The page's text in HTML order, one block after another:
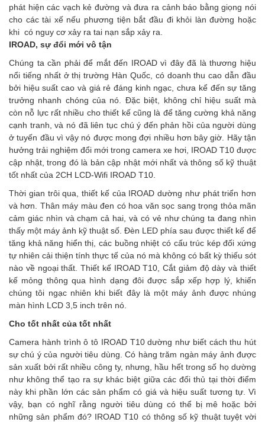
phát hiện các vạch kẻ đường và đưa ra cảnh báo bằng giọng nói
cho các tài xế nếu phương tiện bắt đầu đi khỏi làn đường hoặc
khi có nguy cơ xảy ra tai nạn sắp xảy ra.
IROAD, sự đổi mới vô tận
Chúng ta cần phải để mắt đến IROAD vì đây đã là thương hiệu
nổi tiếng nhất ở thị trường Hàn Quốc, có doanh thu cao dẫn đầu
bởi hiệu suất cao và giá rẻ đáng kinh ngạc, chưa kể đến sự tăng
trưởng nhanh chóng của nó. Đặc biệt, không chỉ hiệu suất mà
còn nỗ lực rất nhiều cho thiết kế cũng là để tăng cường khả năng
cạnh tranh, và nó đã liên tục chú ý đến phản hồi của người dùng
ở tuyến đầu vì vậy nó được mong đợi nhiều hơn bây giờ. Hãy tận
hưởng trải nghiệm đổi mới trong camera xe hơi, IROAD T10 được
cập nhật, trong đó là bản cập nhật mới nhất và thông số kỹ thuật
tốt nhất của 2CH LCD-Wifi IROAD T10.
Thời gian trôi qua, thiết kế của IROAD dường như phát triển hơn
và hơn. Thân máy màu đen có hoa văn sọc sang trọng thỏa mãn
cảm giác nhìn và chạm cả hai, và có vẻ như chúng ta đang nhìn
thấy một máy ảnh kỹ thuật số. Đèn LED phía sau được thiết kế để
tăng khả năng hiển thị, các buồng nhiệt có cấu trúc kép đối xứng
tự nhiên cải thiện tính thực tế của nó mà không có bất kỳ thiếu sót
nào về ngoại thất. Thiết kế IROAD T10, Cắt giảm độ dày và thiết
kế mỏng thông qua hình dạng đôi được sắp xếp hợp lý, khiến
chúng tôi ngạc nhiên khi biết đây là một máy ảnh được nhúng
màn hình LCD 3,5 inch trên nó.
Cho tốt nhất của tốt nhất
Camera hành trình ô tô IROAD T10 dường như biết cách thu hút
sự chú ý của người tiêu dùng. Có hàng trăm ngàn máy ảnh được
sản xuất bởi rất nhiều công ty, nhưng, hầu hết trong số họ dường
như không thể tạo ra sự khác biệt giữa các đối thủ tại thời điểm
này khi phần lớn các sản phẩm có giá và hiệu suất tương tự. Vì
vậy, bạn có nghĩ rằng người tiêu dùng có thể bị mê hoặc bởi
những sản phẩm đó? IROAD T10 có thông số kỹ thuật tuyệt vời